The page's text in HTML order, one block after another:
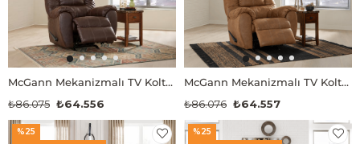
McGann Mekanizmalı TV Koltuğu
₺64.556
₺86.075
McGann Mekanizmalı TV Koltuğu
₺64.557
₺86.076
%25 %25